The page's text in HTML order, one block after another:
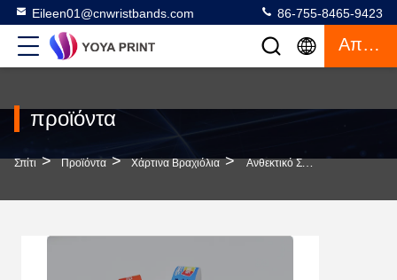
Eileen01@cnwristbands.com 86-755-8465-9423
Απόσπασμα
προϊόντα
Σπίτι > Προϊόντα > Χάρτινα Βραχιόλια > Ανθεκτικό Στα Υπεριώδη Φώτα Εξατομικευμένο Βραχιόλι Με Τρύπες Ασφαλείας Προς Πώληση